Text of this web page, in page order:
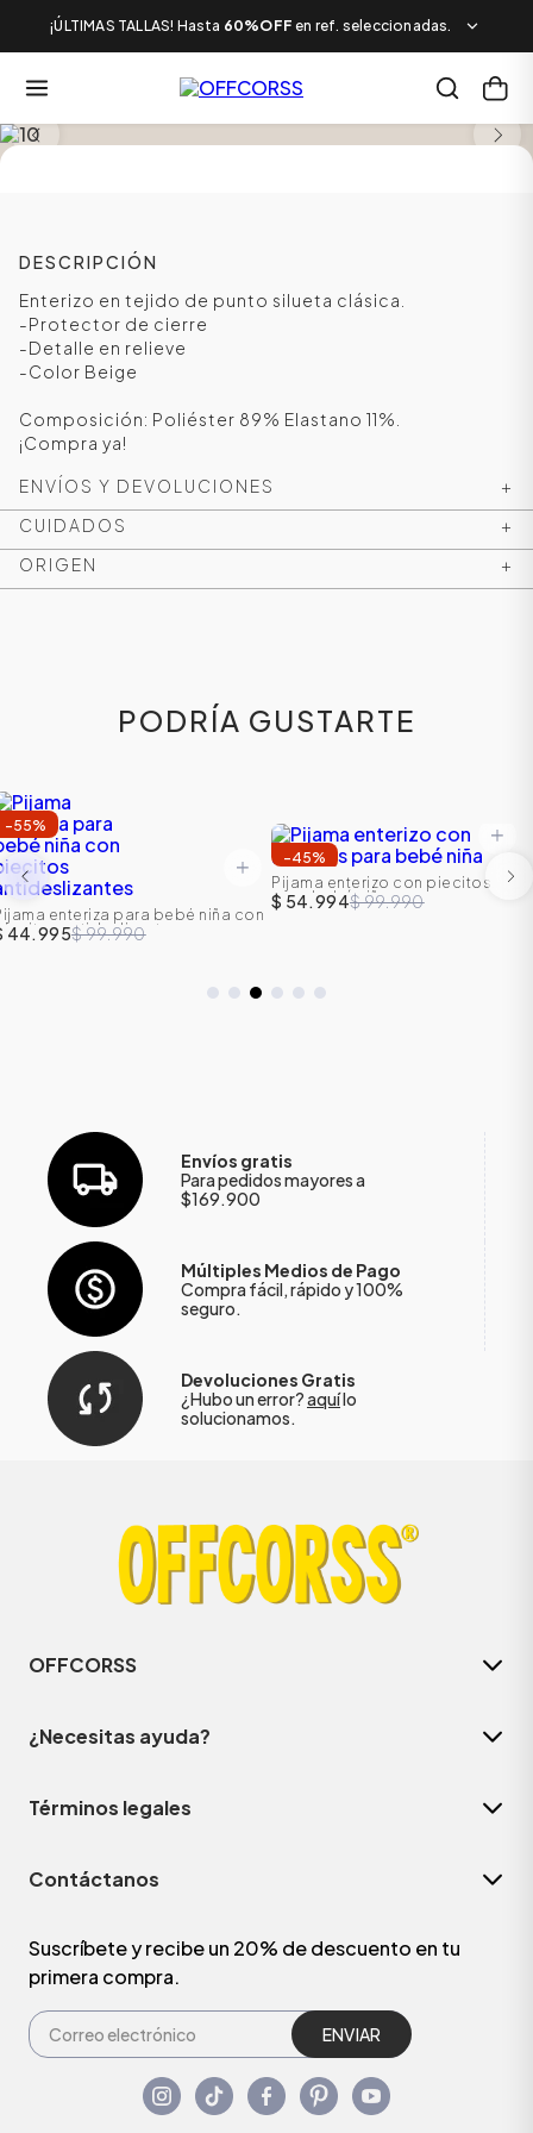
¡ÚLTIMAS TALLAS! Hasta 60%OFF en ref. seleccionadas.
DESCRIPCIÓN
Enterizo en tejido de punto silueta clásica.
-Protector de cierre
-Detalle en relieve
-Color Beige
Composición: Poliéster 89% Elastano 11%.
¡Compra ya!
ENVÍOS Y DEVOLUCIONES
+
CUIDADOS
+
ORIGEN
+
PODRÍA GUSTARTE
-55%
enteriza para bebé niña con
antideslizantes
44.995$ 99.990
-45%
Pijama enterizo con piecitos
para bebé niña
$ 54.994$ 99.990
Envíos gratis
Para pedidos mayores a
$169.900
Múltiples Medios de Pago
Compra fácil, rápido y 100%
seguro.
Devoluciones Gratis
¿Hubo un error?aquílo
solucionamos.
OFFCORSS
¿Necesitas ayuda?
Términos legales
Contáctanos
Suscríbete y recibe un 20% de descuento en tu
primera compra.
ENVIAR